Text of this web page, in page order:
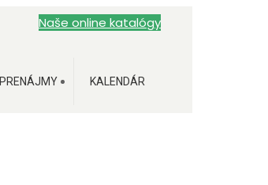
Naše online katalógy
PRENÁJMY KALENDÁR